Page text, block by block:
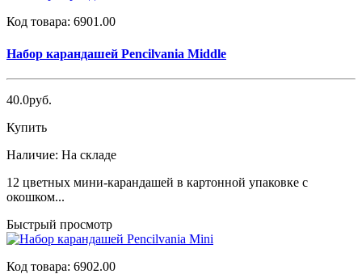
Код товара: 6901.00
Набор карандашей Pencilvania Middle
40.0руб.
Купить
Наличие: На складе
12 цветных мини-карандашей в картонной упаковке с
окошком...
Быстрый просмотр
Код товара: 6902.00